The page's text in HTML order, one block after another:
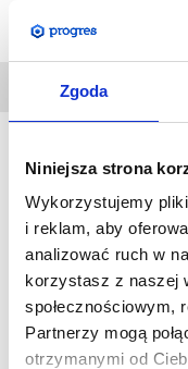
Zgoda
Niniejsza strona
Wykorzystujemy
i reklam, aby
analizować ruch w
korzystasz z naszej
społecznościowym,
Partnerzy mogą
otrzymanymi od
TECHNICZNE
ze stali nierdzewnej.
będzie swobodniej
Rotator pasuje do
ofercie.